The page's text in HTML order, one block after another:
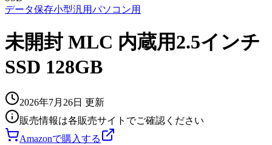
データ保存小型汎用パソコン用
未開封 MLC 内蔵用2.5インチ
SSD 128GB
2026年7月26日 更新
販売情報は各販売サイトでご確認ください
Amazonで購入する